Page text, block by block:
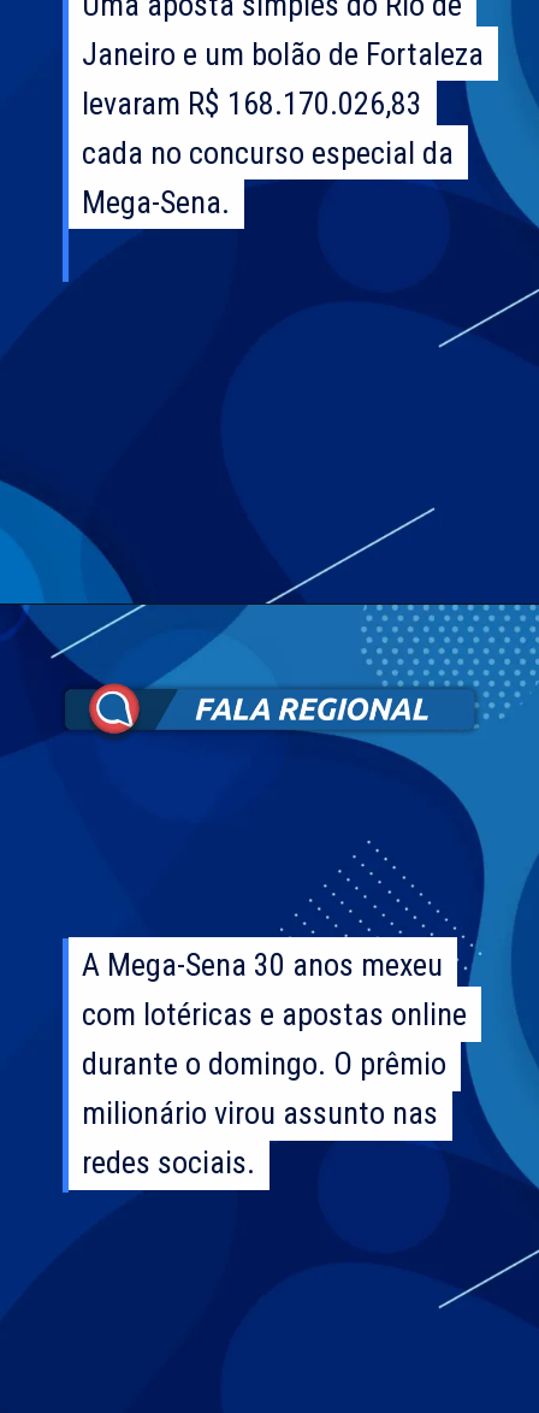
Janeiro e um bolão de Fortaleza
levaram R$ 168.170.026,83
cada no concurso especial da
Mega-Sena.
Janeiro e um bolão de Fortaleza
levaram R$ 168.170.026,83
cada no concurso especial da
Mega-Sena.
A Mega-Sena 30 anos mexeu
com lotéricas e apostas online
durante o domingo. O prêmio
milionário virou assunto nas
redes sociais.
A Mega-Sena 30 anos mexeu
com lotéricas e apostas online
durante o domingo. O prêmio
milionário virou assunto nas
redes sociais.